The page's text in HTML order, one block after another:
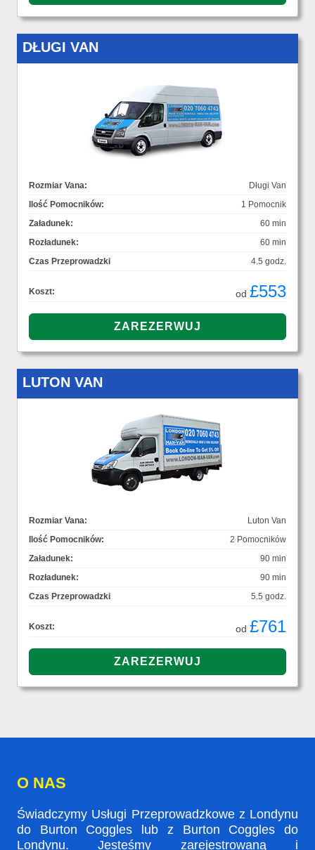
DŁUGI VAN
Rozmiar Vana:
Długi Van
Ilość Pomocników:
1 Pomocnik
Załadunek:
60 min
Rozładunek:
60 min
Czas Przeprowadzki
4.5 godz.
Koszt: od £553
LUTON VAN
Rozmiar Vana:
Luton Van
Ilość Pomocników:
2 Pomocników
Załadunek:
90 min
Rozładunek:
90 min
Czas Przeprowadzki
5.5 godz.
Koszt: od £761
O NAS
Świadczymy Usługi Przeprowadzkowe z Londynu
do Burton Coggles lub z Burton Coggles do
Londynu. Jesteśmy zarejestrowaną i